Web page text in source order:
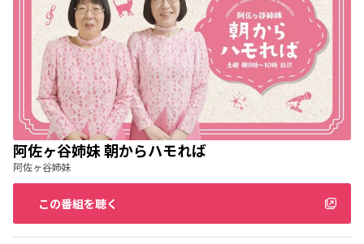
阿佐ヶ谷姉妹 朝からハモれば
阿佐ヶ谷姉妹
この番組を聴く